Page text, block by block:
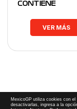
CONTIENE
VER MÁS
MexicoGP utiliza cookies con
desactivarlas, ingresa a la